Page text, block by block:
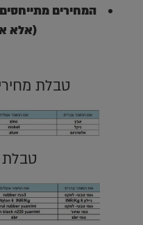
(אלא
טבלת
טבלת